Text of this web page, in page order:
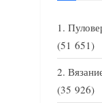
(51 651)
(35 926)